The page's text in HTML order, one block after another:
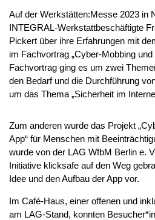
Auf der Werkstätten:Messe 2023 in
INTEGRAL-Werkstattbeschäftigte
Pickert über ihre Erfahrungen mit
im Fachvortrag „Cyber-Mobbing
Fachvortrag ging es um zwei
den Bedarf und die Durchführung
um das Thema „Sicherheit im
Zum anderen wurde das Projekt
App“ für Menschen mit
wurde von der LAG WfbM Berlin e.
Initiative klicksafe auf den Weg
Idee und den Aufbau der App vor.
Im Café-Haus, einer offenen und
am LAG-Stand, konnten